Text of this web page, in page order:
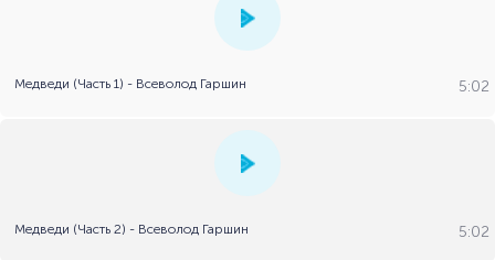
Медведи (Часть 1) - Всеволод Гаршин 5:02
Медведи (Часть 2) - Всеволод Гаршин 5:02